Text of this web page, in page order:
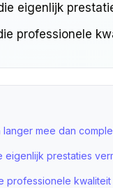
eigenlijk
professionele
mee dan
eigenlijk prestaties
professionele